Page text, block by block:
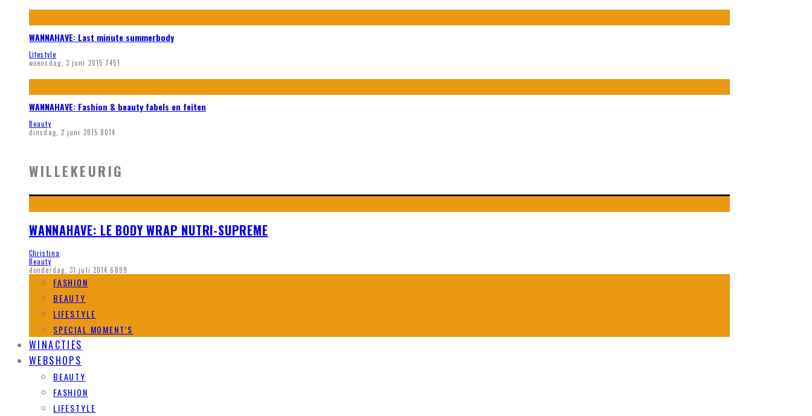
WANNAHAVE: Last minute summerbody
Lifestyle
woensdag, 3 juni 2015 7451
WANNAHAVE: Fashion & beauty fabels en feiten
Beauty
dinsdag, 2 juni 2015 8014
WILLEKEURIG
WANNAHAVE: LE BODY WRAP NUTRI-SUPREME
Christina
Beauty
donderdag, 31 juli 2014 6899
FASHION
BEAUTY
LIFESTYLE
SPECIAL MOMENT’S
WINACTIES
WEBSHOPS
BEAUTY
FASHION
LIFESTYLE